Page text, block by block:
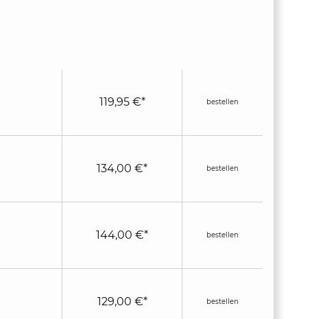
119,95 €*
bestellen
134,00 €*
bestellen
144,00 €*
bestellen
129,00 €*
bestellen